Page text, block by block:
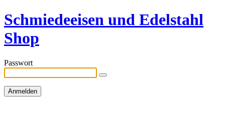
Schmiedeeisen und Edelstahl
Shop
Passwort